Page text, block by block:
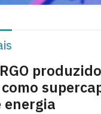
energia